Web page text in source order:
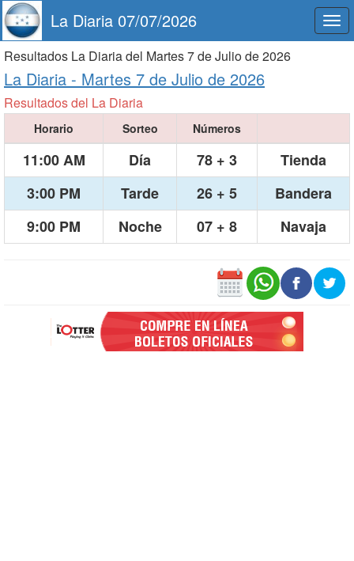
La Diaria 07/07/2026
Resultados La Diaria del Martes 7 de Julio de 2026
La Diaria - Martes 7 de Julio de 2026
Resultados del La Diaria
Horario Sorteo Números
11:00 AM Día 78 + 3
Tienda
3:00 PM
Tarde 26 + 5
Bandera
9:00 PM
Noche 07 + 8 Navaja